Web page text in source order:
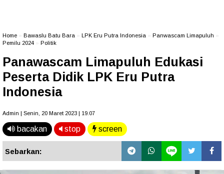
Home Bawaslu Batu Bara LPK Eru Putra Indonesia Panwascam Limapuluh
Pemilu 2024
Politik
Panawascam Limapuluh Edukasi
Peserta Didik LPK Eru Putra
Indonesia
Admin | Senin, 20 Maret 2023 | 19.07
bacakan stop screen
Sebarkan: